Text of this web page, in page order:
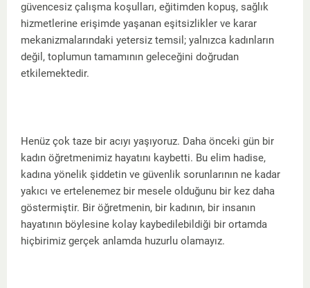
güvencesiz çalışma koşulları, eğitimden kopuş, sağlık
hizmetlerine erişimde yaşanan eşitsizlikler ve karar
mekanizmalarındaki yetersiz temsil; yalnızca kadınların
değil, toplumun tamamının geleceğini doğrudan
etkilemektedir.
Henüz çok taze bir acıyı yaşıyoruz. Daha önceki gün bir
kadın öğretmenimiz hayatını kaybetti. Bu elim hadise,
kadına yönelik şiddetin ve güvenlik sorunlarının ne kadar
yakıcı ve ertelenemez bir mesele olduğunu bir kez daha
göstermiştir. Bir öğretmenin, bir kadının, bir insanın
hayatının böylesine kolay kaybedilebildiği bir ortamda
hiçbirimiz gerçek anlamda huzurlu olamayız.